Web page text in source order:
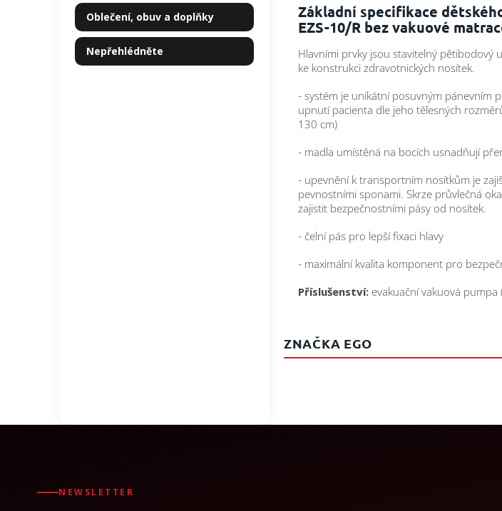
Oblečení, obuv a doplňky
Nepřehlédněte
Základní specifikace
EZS-10/R bez vakuové
Hlavními prvky jsou stavitelný pětibodový
ke konstrukci zdravotnických nosítek.
- systém je unikátní posuvným pánevním
upnutí pacienta dle jeho tělesných
130 cm)
- madla umístěná na bocích usnadňují
- upevnění k transportním nosítkům je
pevnostními sponami. Skrze průvlečná
zajistit bezpečnostními pásy od nosítek.
- čelní pás pro lepší fixaci hlavy
- maximální kvalita komponent pro
Příslušenství: evakuační vakuová pumpa
ZNAČKA EGO
NEWSLETTER